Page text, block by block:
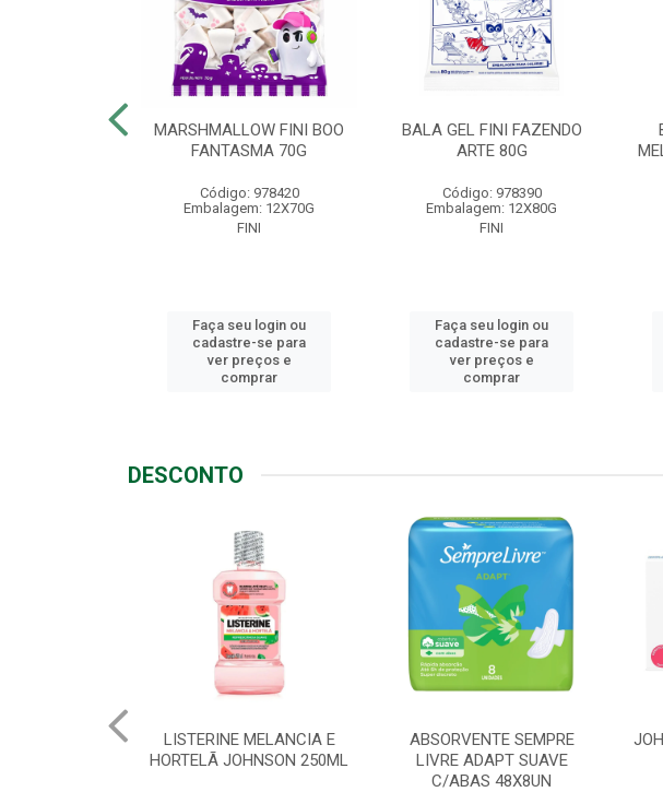
MARSHMALLOW FINI BOO
FANTASMA 70G
Código: 978420
Embalagem: 12X70G
FINI
Faça seu login ou
cadastre-se para
ver preços e
comprar
BALA GEL FINI FAZENDO
ARTE 80G
Código: 978390
Embalagem: 12X80G
FINI
Faça seu login ou
cadastre-se para
ver preços e
comprar
DESCONTO
ABSORVENTE SEMPRE
LIVRE ADAPT SUAVE
JOHNSON BABY SABONETE
REGULAR 80G